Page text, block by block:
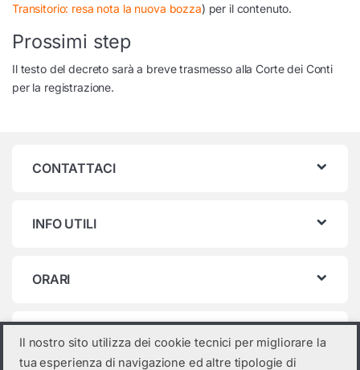
Transitorio: resa nota la nuova bozza) per il contenuto.
Prossimi step
Il testo del decreto sarà a breve trasmesso alla Corte dei Conti
per la registrazione.
CONTATTACI
INFO UTILI
ORARI
Categorie prodotto
Il nostro sito utilizza dei cookie tecnici per migliorare la
tua esperienza di navigazione ed altre tipologie di